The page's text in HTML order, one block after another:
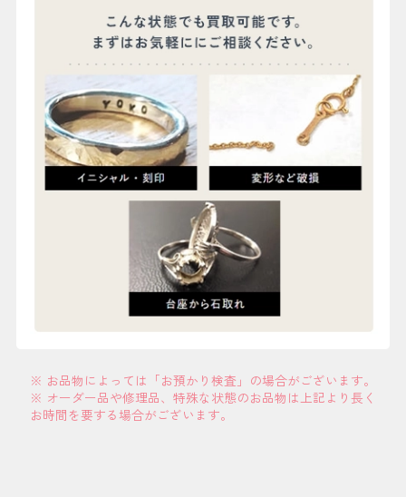
※ お品物によっては「お預かり検査」の場合がございます。
※ オーダー品や修理品、特殊な状態のお品物は上記より長く
お時間を要する場合がございます。